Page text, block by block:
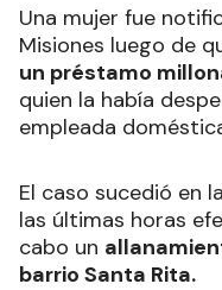
Una mujer fue
Misiones luego de
un préstamo
quien la había
empleada
El caso sucedió en
las últimas horas
cabo un
barrio Santa Rita.